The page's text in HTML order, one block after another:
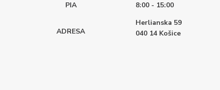
PIA
8:00 - 15:00
ADRESA
Herlianska 59
040 14 Košice